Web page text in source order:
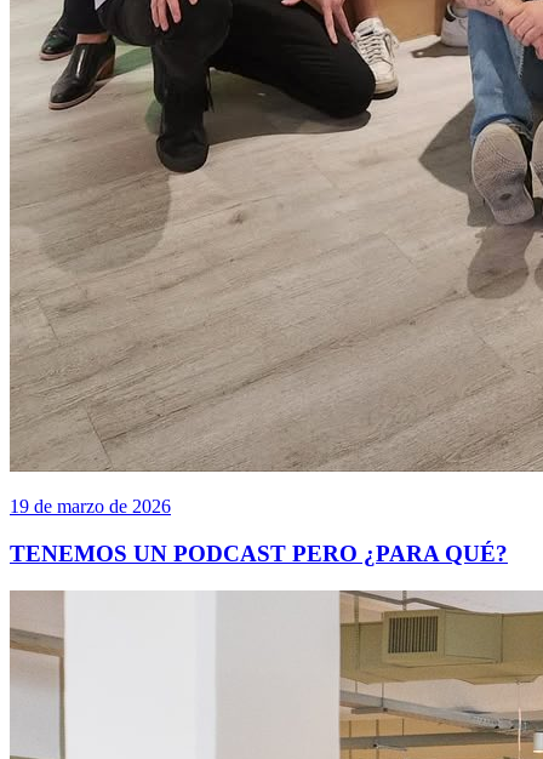
19 de marzo de 2026
TENEMOS UN PODCAST PERO ¿PARA QUÉ?